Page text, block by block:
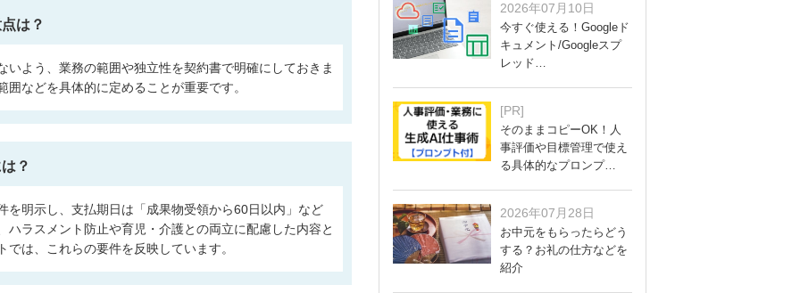
は？
よう、業務の範囲や独立性を契約書で明確にしておきま
などを具体的に定めることが重要です。
？
を明示し、支払期日は「成果物受領から60日以内」など
ラスメント防止や育児・介護との両立に配慮した内容と
は、これらの要件を反映しています。
2026年07月10日
今すぐ使える！Googleド
キュメント/Googleスプ
レッド…
[PR]
そのままコピーOK！人
事評価や目標管理で使え
る具体的なプロンプ…
2026年07月28日
お中元をもらったらどう
する？お礼の仕方などを
紹介